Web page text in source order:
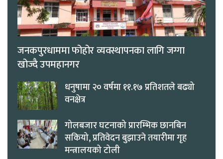
जनकपुरधाममा फोहोर व्यवस्थापनका लागि जग्गा
खोज्दै उपमहानगर
धनुषामा २० वर्षमा ११.१७ प्रतिशतले बढ्यो
वनक्षेत्र
गोलबजार घटनाको प्रारम्भिक छानबिन
सकियो, प्रतिवेदन बुझाउने तयारीमा गृह
मन्त्रालयको टोली